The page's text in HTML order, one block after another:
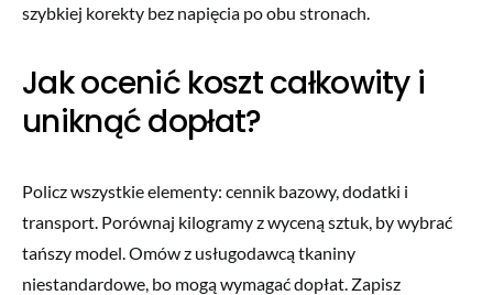
szybkiej korekty bez napięcia po obu stronach.
Jak ocenić koszt całkowity i
uniknąć dopłat?
Policz wszystkie elementy: cennik bazowy, dodatki i
transport. Porównaj kilogramy z wyceną sztuk, by wybrać
tańszy model. Omów z usługodawcą tkaniny
niestandardowe, bo mogą wymagać dopłat. Zapisz